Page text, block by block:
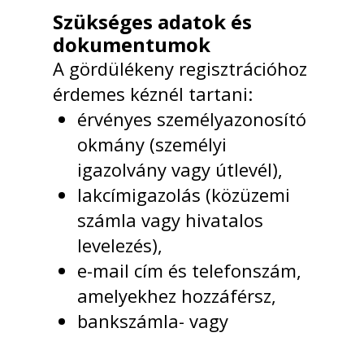
Szükséges adatok és
dokumentumok
A gördülékeny regisztrációhoz
érdemes kéznél tartani:
érvényes személyazonosító
okmány (személyi
igazolvány vagy útlevél),
lakcímigazolás (közüzemi
számla vagy hivatalos
levelezés),
e-mail cím és telefonszám,
amelyekhez hozzáférsz,
bankszámla- vagy